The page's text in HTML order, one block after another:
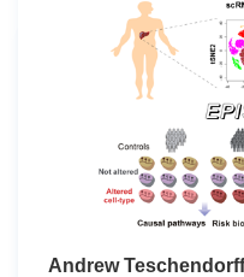
Andrew Teschendorff